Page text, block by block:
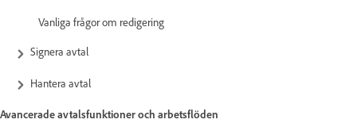
Vanliga frågor om redigering
Signera avtal
Hantera avtal
Avancerade avtalsfunktioner och arbetsflöden